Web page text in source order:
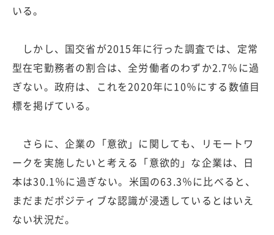
いる。
しかし、国交省が2015年に行った調査では、定常
型在宅勤務者の割合は、全労働者のわずか2.7％に過
ぎない。政府は、これを2020年に10％にする数値目
標を掲げている。
さらに、企業の「意欲」に関しても、リモートワ
ークを実施したいと考える「意欲的」な企業は、日
本は30.1％に過ぎない。米国の63.3％に比べると、
まだまだポジティブな認識が浸透しているとはいえ
ない状況だ。